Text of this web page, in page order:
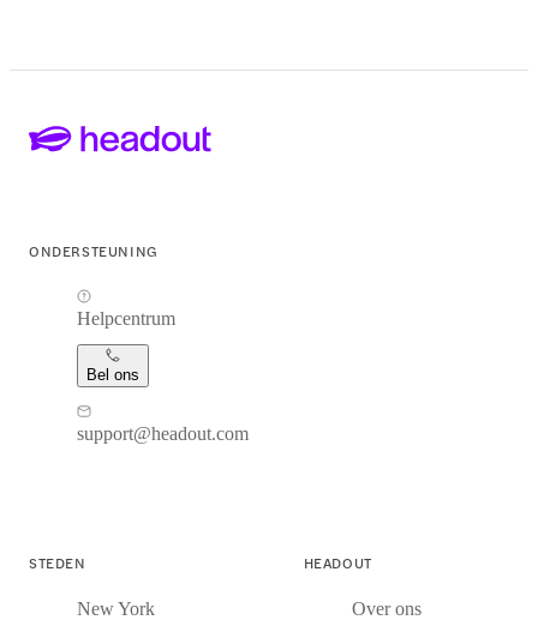
ONDERSTEUNING
Helpcentrum
Bel ons
support@headout.com
STEDEN
New York
HEADOUT
Over ons